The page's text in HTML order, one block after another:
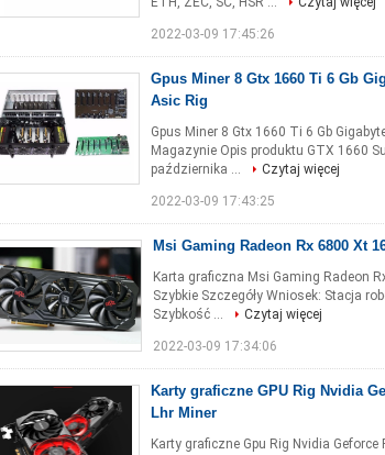
2022-03-09 17:45:26
Gpus Miner 8 Gtx 1660 Ti 6 Gb
Asic Rig
Gpus Miner 8 Gtx 1660 Ti 6 Gb
Magazynie Opis produktu GTX 1660
października ...
Czytaj więcej
2022-03-09 17:43:25
Msi Gaming Radeon Rx 6800 Xt
Karta graficzna Msi Gaming Radeon
Szybkie Szczegóły Wniosek: Stacja
Szybkość ...
Czytaj więcej
2022-03-09 17:34:06
Karty graficzne GPU Rig Nvidia
Lhr Miner
Karty graficzne Gpu Rig Nvidia